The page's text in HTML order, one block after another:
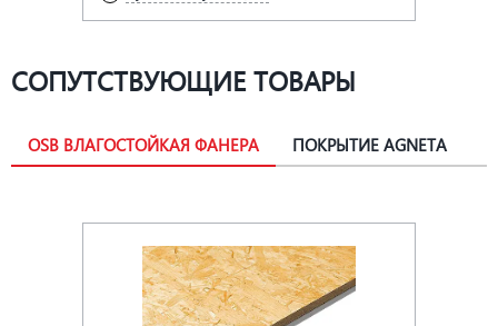
СОПУТСТВУЮЩИЕ ТОВАРЫ
OSB ВЛАГОСТОЙКАЯ ФАНЕРА ПОКРЫТИЕ AGNETA